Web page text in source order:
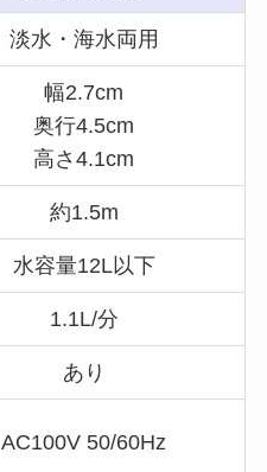
淡水・海水両用
幅2.7cm
奥行4.5cm
高さ4.1cm
約1.5m
水容量12L以下
1.1L/分
あり
AC100V 50/60Hz